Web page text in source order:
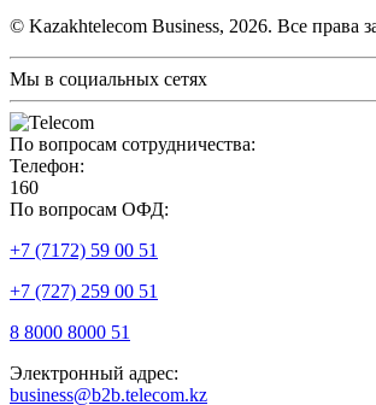
© Kazakhtelecom Business, 2026. Все права
Мы в социальных сетях
По вопросам сотрудничества:
Телефон:
160
По вопросам ОФД:
+7 (7172) 59 00 51
+7 (727) 259 00 51
8 8000 8000 51
Электронный адрес:
business@b2b.telecom.kz